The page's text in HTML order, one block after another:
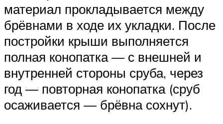
материал прокладывается между
брёвнами в ходе их укладки. После
постройки крыши выполняется
полная конопатка — с внешней и
внутренней стороны сруба, через
год — повторная конопатка (сруб
осаживается — брёвна сохнут).